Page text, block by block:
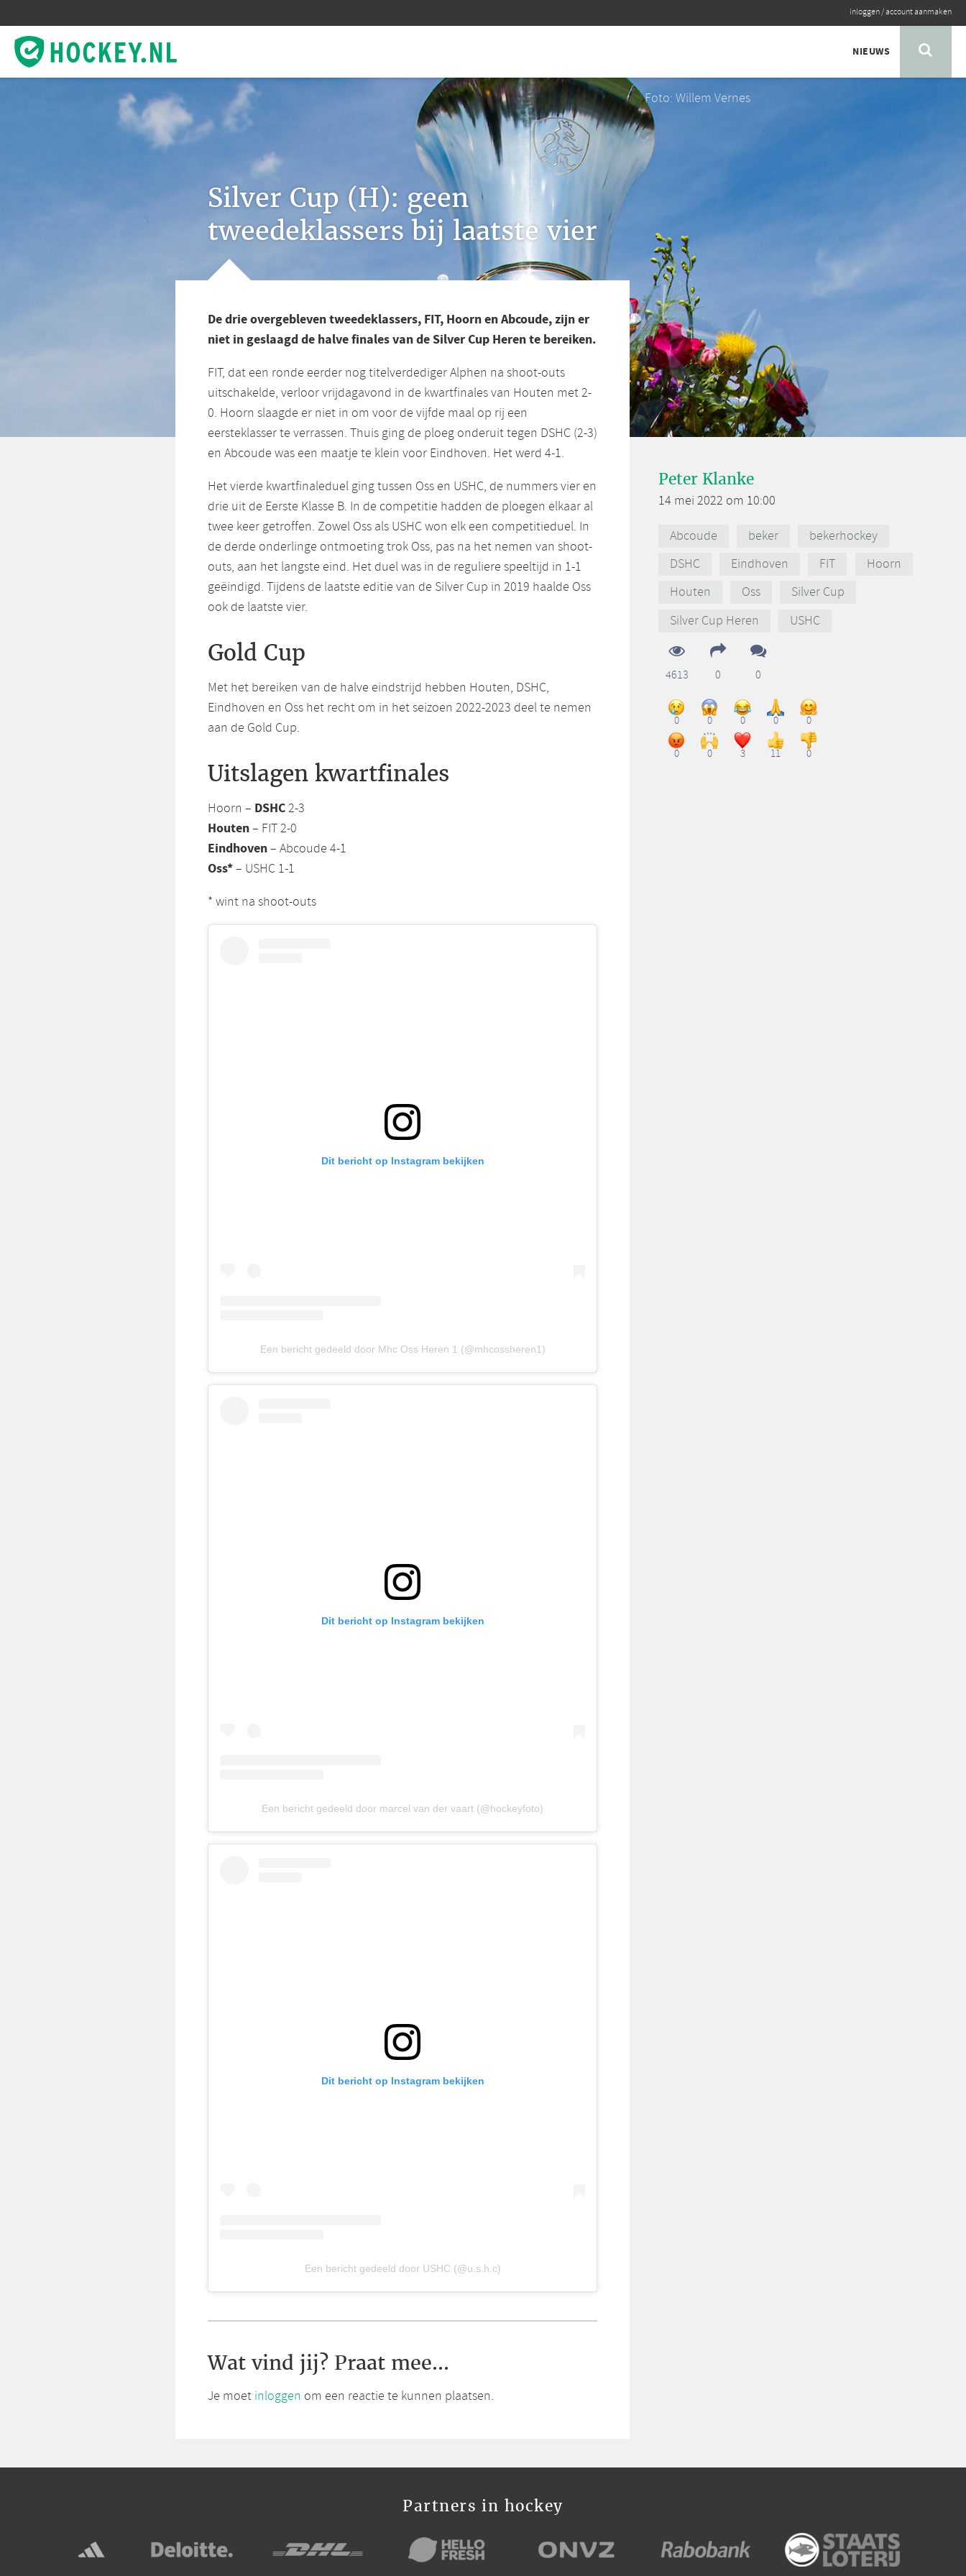
inloggen/account aanmaken
NIEUWS
Foto: Willem Vernes
Silver Cup (H): geen
tweedeklassers bij laatste vier
De drie overgebleven tweedeklassers, FIT, Hoorn en Abcoude, zijn er
niet in geslaagd de halve finales van de Silver Cup Heren te bereiken.
FIT, dat een ronde eerder nog titelverdediger Alphen na shoot-outs
uitschakelde, verloor vrijdagavond in de kwartfinales van Houten met 2-
0. Hoorn slaagde er niet in om voor de vijfde maal op rij een
eersteklasser te verrassen. Thuis ging de ploeg onderuit tegen DSHC (2-3)
en Abcoude was een maatje te klein voor Eindhoven. Het werd 4-1.
Het vierde kwartfinaleduel ging tussen Oss en USHC, de nummers vier en
drie uit de Eerste Klasse B. In de competitie hadden de ploegen elkaar al
twee keer getroffen. Zowel Oss als USHC won elk een competitieduel. In
de derde onderlinge ontmoeting trok Oss, pas na het nemen van shoot-
outs, aan het langste eind. Het duel was in de reguliere speeltijd in 1-1
geëindigd. Tijdens de laatste editie van de Silver Cup in 2019 haalde Oss
ook de laatste vier.
Gold Cup
Met het bereiken van de halve eindstrijd hebben Houten, DSHC,
Eindhoven en Oss het recht om in het seizoen 2022-2023 deel te nemen
aan de Gold Cup.
Uitslagen kwartfinales
Hoorn – DSHC2-3
Houten– FIT 2-0
Eindhoven– Abcoude 4-1
Oss*– USHC 1-1
* wint na shoot-outs
Dit bericht op Instagram bekijken
Een bericht gedeeld door Mhc Oss Heren 1 (@mhcossheren1)
Dit bericht op Instagram bekijken
Een bericht gedeeld door marcel van der vaart (@hockeyfoto)
Dit bericht op Instagram bekijken
Een bericht gedeeld door USHC (@u.s.h.c)
Wat vind jij? Praat mee...
Je moet inloggen om een reactie te kunnen plaatsen.
Peter Klanke
14 mei 2022 om 10:00
Abcoude beker
bekerhockey
DSHC
Eindhoven FIT
Hoorn
Houten
Oss
Silver Cup
Silver Cup Heren
USHC
4613 0 0
0 0 0 0 0
0 0 3 11 0
Partners in hockey